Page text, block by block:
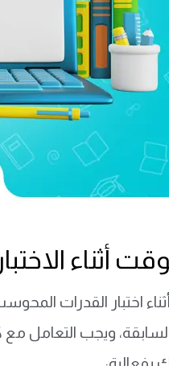
أثناء الاختبار
اختبار القدرات
ويجب التعامل